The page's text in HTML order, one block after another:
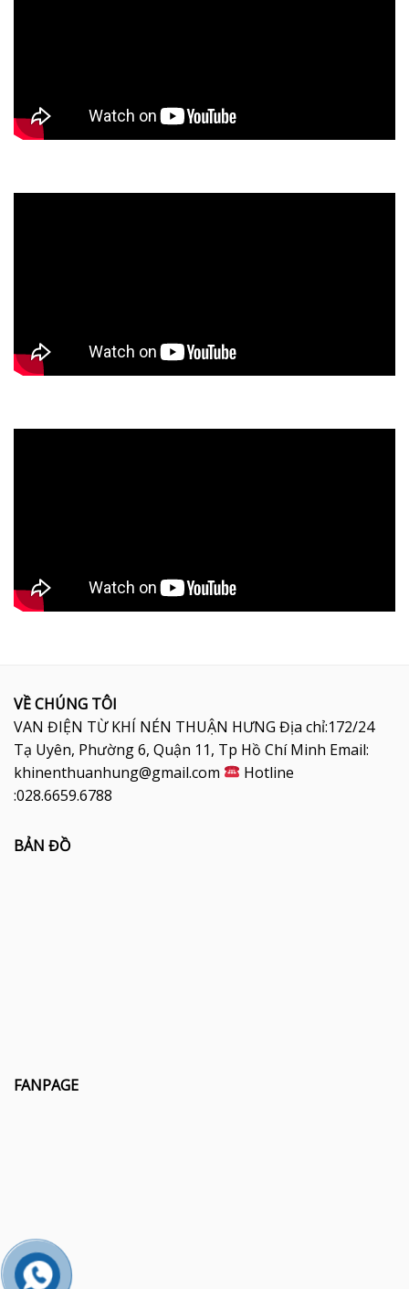
VỀ CHÚNG TÔI
VAN ĐIỆN TỪ KHÍ NÉN THUẬN HƯNG Địa chỉ:172/24
Tạ Uyên, Phường 6, Quận 11, Tp Hồ Chí Minh Email:
khinenthuanhung@gmail.com
Hotline
:028.6659.6788
BẢN ĐỒ
FANPAGE